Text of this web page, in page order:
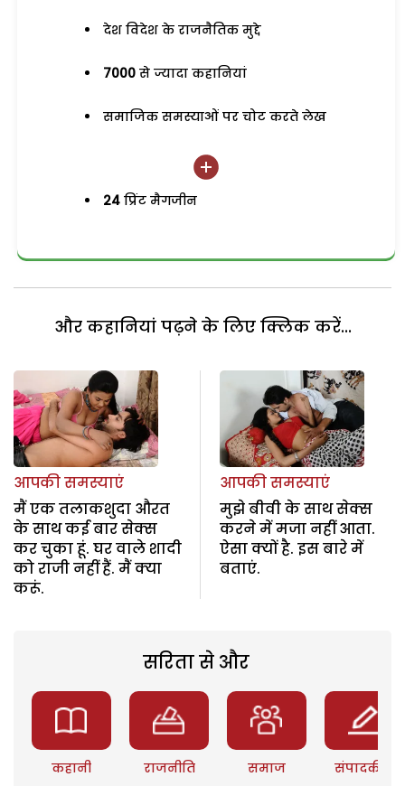
देश विदेश के राजनैतिक मुद्दे
7000 से ज्यादा कहानियां
समाजिक समस्याओं पर चोट करते लेख
24 प्रिंट मैगजीन
और कहानियां पढ़ने के लिए क्लिक करें...
आपकी समस्याएं
मैं एक तलाकशुदा औरत
के साथ कई बार सेक्स
कर चुका हूं. घर वाले शादी
को राजी नहीं हैं. मैं क्या
करूं.
आपकी समस्याएं
मुझे बीवी के साथ सेक्स
करने में मजा नहीं आता.
ऐसा क्यों है. इस बारे में
बताएं.
सरिता से और
कहानी राजनीति समाज संपादकीय